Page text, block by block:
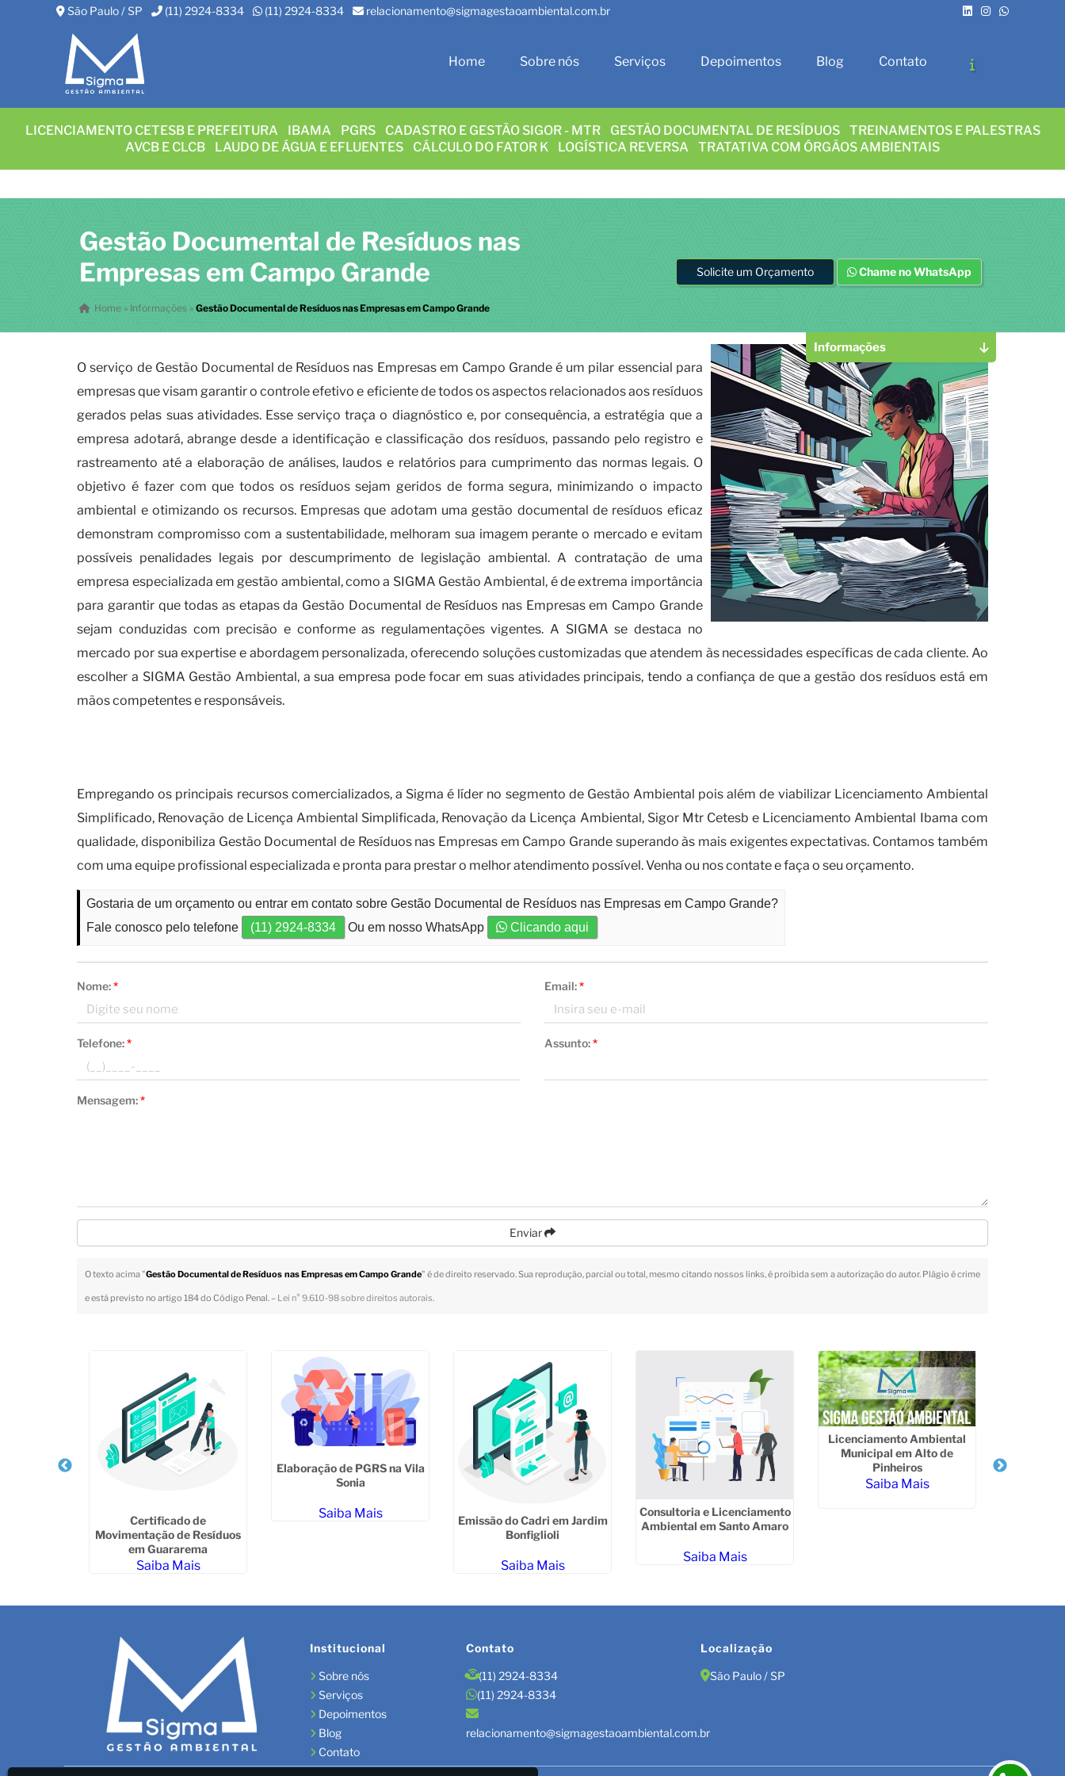
São Paulo / SP (11) 2924-8334 (11) 2924-8334 relacionamento@sigmagestaoambiental.com.br
Home Sobre nós Serviços Depoimentos Blog Contato
LICENCIAMENTO CETESB E PREFEITURA IBAMA PGRS CADASTRO E GESTÃO SIGOR - MTR GESTÃO DOCUMENTAL DE RESÍDUOS
TREINAMENTOS E PALESTRAS
AVCB E CLCB
LAUDO DE ÁGUA E EFLUENTES CÁLCULO DO FATOR K LOGÍSTICA REVERSA TRATATIVA COM ÓRGÃOS AMBIENTAIS
Gestão Documental de Resíduos nas
Empresas em Campo Grande
Home » Informações »Gestão Documental de Resíduos nas Empresas em Campo Grande
Solicite um Orçamento Chame no WhatsApp
O serviço de Gestão Documental de Resíduos nas Empresas em Campo Grande é um pilar essencial para
empresas que visam garantir o controle efetivo e eficiente de todos os aspectos relacionados aos resíduos
gerados pelas suas atividades. Esse serviço traça o diagnóstico e, por consequência, a estratégia que a
empresa adotará, abrange desde a identificação e classificação dos resíduos, passando pelo registro e
rastreamento até a elaboração de análises, laudos e relatórios para cumprimento das normas legais. O
objetivo é fazer com que todos os resíduos sejam geridos de forma segura, minimizando o impacto
ambiental e otimizando os recursos. Empresas que adotam uma gestão documental de resíduos eficaz
demonstram compromisso com a sustentabilidade, melhoram sua imagem perante o mercado e evitam
possíveis penalidades legais por descumprimento de legislação ambiental. A contratação de uma
empresa especializada em gestão ambiental, como a SIGMA Gestão Ambiental, é de extrema importância
para garantir que todas as etapas da Gestão Documental de Resíduos nas Empresas em Campo Grande
sejam conduzidas com precisão e conforme as regulamentações vigentes. A SIGMA se destaca no
mercado por sua expertise e abordagem personalizada, oferecendo soluções customizadas que atendem às necessidades específicas de cada cliente. Ao
escolher a SIGMA Gestão Ambiental, a sua empresa pode focar em suas atividades principais, tendo a confiança de que a gestão dos resíduos está em
mãos competentes e responsáveis.
Empregando os principais recursos comercializados, a Sigma é líder no segmento de Gestão Ambiental pois além de viabilizar Licenciamento Ambiental
Simplificado, Renovação de Licença Ambiental Simplificada, Renovação da Licença Ambiental, Sigor Mtr Cetesb e Licenciamento Ambiental Ibama com
qualidade, disponibiliza Gestão Documental de Resíduos nas Empresas em Campo Grande superando às mais exigentes expectativas. Contamos também
com uma equipe profissional especializada e pronta para prestar o melhor atendimento possível. Venha ou nos contate e faça o seu orçamento.
Gostaria de um orçamento ou entrar em contato sobre Gestão Documental de Resíduos nas Empresas em Campo Grande?
Fale conosco pelo telefone
(11) 2924-8334 Ou em nosso WhatsApp Clicando aqui
Nome:* Email:*
Telefone:* Assunto:*
Mensagem:*
Enviar
O texto acima "Gestão Documental de Resíduos nas Empresas em Campo Grande" é de direito reservado. Sua reprodução, parcial ou total, mesmo citando nossos links, é proibida sem a autorização do autor. Plágio é crime
e está previsto no artigo 184 do Código Penal. – Lei n° 9.610-98 sobre direitos autorais.
Informações
Certificado de
Movimentação de Resíduos
em Guararema
Saiba Mais
Elaboração de PGRS na Vila
Sonia
Saiba Mais
Emissão do Cadri em Jardim
Bonfiglioli
Saiba Mais
Consultoria e Licenciamento
Ambiental em Santo Amaro
Saiba Mais
Licenciamento Ambiental
Municipal em Alto de
Pinheiros
Saiba Mais
Institucional
Sobre nós
Serviços
Depoimentos
Blog
Contato
Contato
(11) 2924-8334
(11) 2924-8334
relacionamento@sigmagestaoambiental.com.br
Localização
São Paulo / SP